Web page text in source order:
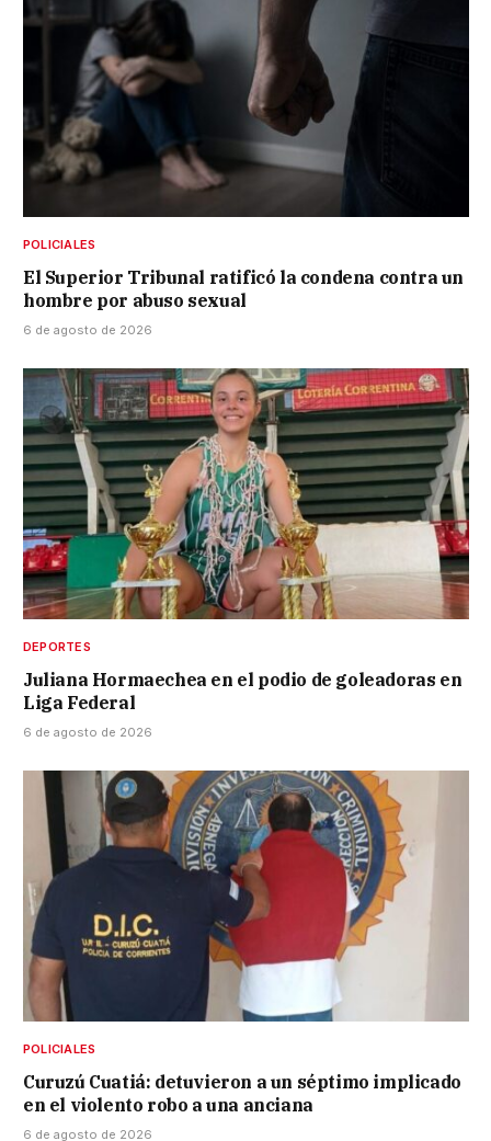
POLICIALES
El Superior Tribunal ratificó la condena contra un
hombre por abuso sexual
6 de agosto de 2026
DEPORTES
Juliana Hormaechea en el podio de goleadoras en
Liga Federal
6 de agosto de 2026
POLICIALES
Curuzú Cuatiá: detuvieron a un séptimo implicado
en el violento robo a una anciana
6 de agosto de 2026